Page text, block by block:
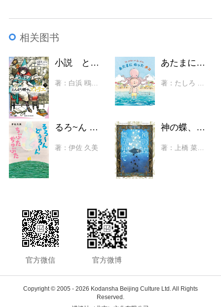
相关图书
小説 とんがり帽子のアトリエ（2） あたまにのったタコ
るろ~ん どぅろ~ん ちぷた ぢゅぷた
著：伊佐 久美
神の蝶、舞う果て
著：上橋 菜穂子、白浜 鴎
官方微信 官方微博
Copyright © 2005 - 2026 Kodansha Beijing Culture Ltd. All Rights
Reserved.